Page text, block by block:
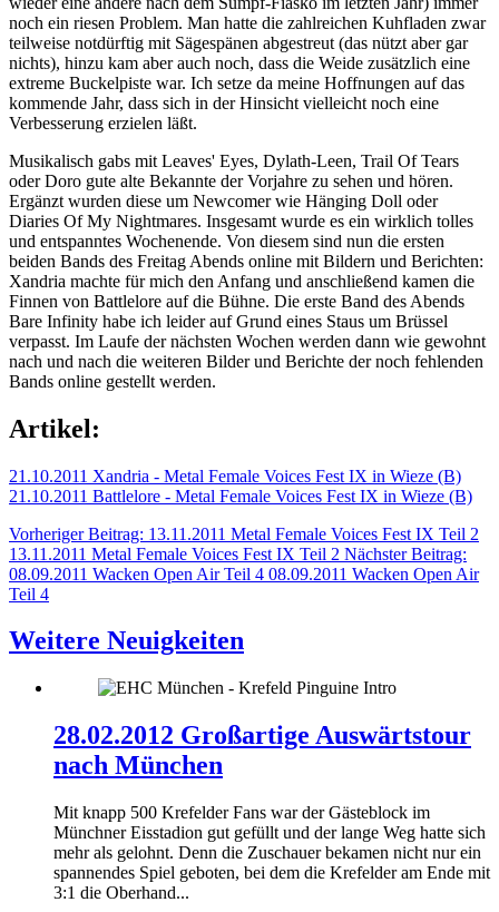
noch ein riesen Problem. Man hatte die zahlreichen Kuhfladen zwar
teilweise notdürftig mit Sägespänen abgestreut (das nützt aber gar
nichts), hinzu kam aber auch noch, dass die Weide zusätzlich eine
extreme Buckelpiste war. Ich setze da meine Hoffnungen auf das
kommende Jahr, dass sich in der Hinsicht vielleicht noch eine
Verbesserung erzielen läßt.
Musikalisch gabs mit Leaves' Eyes, Dylath-Leen, Trail Of Tears
oder Doro gute alte Bekannte der Vorjahre zu sehen und hören.
Ergänzt wurden diese um Newcomer wie Hänging Doll oder
Diaries Of My Nightmares. Insgesamt wurde es ein wirklich tolles
und entspanntes Wochenende. Von diesem sind nun die ersten
beiden Bands des Freitag Abends online mit Bildern und Berichten:
Xandria machte für mich den Anfang und anschließend kamen die
Finnen von Battlelore auf die Bühne. Die erste Band des Abends
Bare Infinity habe ich leider auf Grund eines Staus um Brüssel
verpasst. Im Laufe der nächsten Wochen werden dann wie gewohnt
nach und nach die weiteren Bilder und Berichte der noch fehlenden
Bands online gestellt werden.
Artikel:
21.10.2011 Xandria - Metal Female Voices Fest IX in Wieze (B)
21.10.2011 Battlelore - Metal Female Voices Fest IX in Wieze (B)
Vorheriger Beitrag: 13.11.2011 Metal Female Voices Fest IX Teil 2
13.11.2011 Metal Female Voices Fest IX Teil 2 Nächster Beitrag:
08.09.2011 Wacken Open Air Teil 4 08.09.2011 Wacken Open Air
Teil 4
Weitere Neuigkeiten
28.02.2012 Großartige Auswärtstour
nach München
Mit knapp 500 Krefelder Fans war der Gästeblock im
Münchner Eisstadion gut gefüllt und der lange Weg hatte sich
mehr als gelohnt. Denn die Zuschauer bekamen nicht nur ein
spannendes Spiel geboten, bei dem die Krefelder am Ende mit
3:1 die Oberhand...